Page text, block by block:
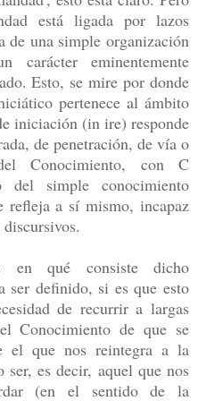
está ligada por lazos
de una simple organización
eminentemente
Esto, se mire por donde
pertenece al ámbito
iniciación (in ire) responde
de penetración, de vía o
Conocimiento, con C
del simple conocimiento
refleja a sí mismo, incapaz
en qué consiste dicho
ser definido, si es que esto
de recurrir a largas
Conocimiento de que se
el que nos reintegra a la
ser, es decir, aquel que nos
(en el sentido de la